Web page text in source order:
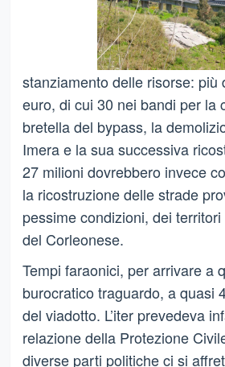
stanziamento delle risorse: più
euro, di cui 30 nei bandi per la
bretella del bypass, la
Imera e la sua successiva
27 milioni dovrebbero invece
la ricostruzione delle strade
pessime condizioni, dei
del Corleonese.
Tempi faraonici, per arrivare a
burocratico traguardo, a quasi
del viadotto. L’iter prevedeva
relazione della Protezione
diverse parti politiche ci si